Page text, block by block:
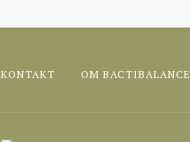
KONTAKT OM BACTIBALANCE